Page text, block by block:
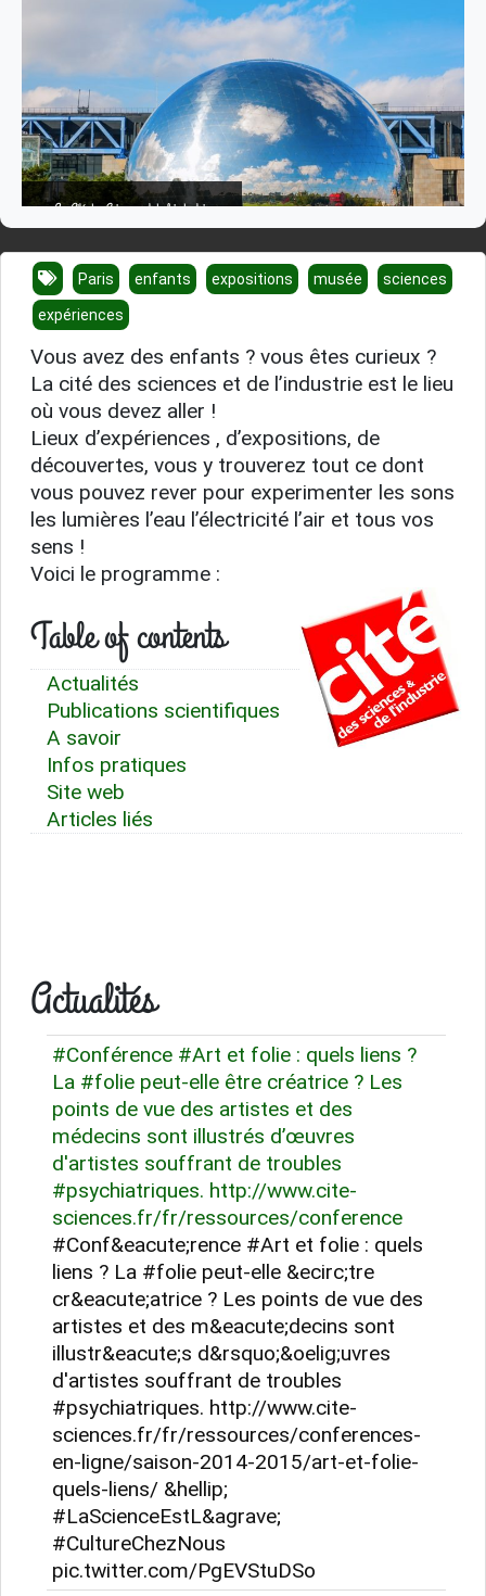
La Cité des Sciences et de l industrie
Paris enfants expositions musée sciences
expériences
Vous avez des enfants ? vous êtes curieux ?
La cité des sciences et de l’industrie est le lieu
où vous devez aller !
Lieux d’expériences , d’expositions, de
découvertes, vous y trouverez tout ce dont
vous pouvez rever pour experimenter les sons
les lumières l’eau l’électricité l’air et tous vos
sens !
Voici le programme :
Table of contents
Actualités
Publications scientifiques
A savoir
Infos pratiques
Site web
Articles liés
Actualités
#Conférence #Art et folie : quels liens ?
La #folie peut-elle être créatrice ? Les
points de vue des artistes et des
médecins sont illustrés d’œuvres
d'artistes souffrant de troubles
#psychiatriques. http://www.cite-
sciences.fr/fr/ressources/conference
#Conf&eacute;rence #Art et folie : quels
liens ? La #folie peut-elle &ecirc;tre
cr&eacute;atrice ? Les points de vue des
artistes et des m&eacute;decins sont
illustr&eacute;s d&rsquo;&oelig;uvres
d'artistes souffrant de troubles
#psychiatriques. http://www.cite-
sciences.fr/fr/ressources/conferences-
en-ligne/saison-2014-2015/art-et-folie-
quels-liens/ &hellip;
#LaScienceEstL&agrave;
#CultureChezNous
pic.twitter.com/PgEVStuDSo